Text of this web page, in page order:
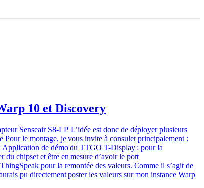
10 et Discovery
Senseair S8-LP. L’idée est donc de déployer plusieurs
Pour le montage, je vous invite à consuler principalement :
Application de démo du TTGO T-Display : pour la
chipset et être en mesure d’avoir le port
pour la remontée des valeurs. Comme il s’agit de
pu directement poster les valeurs sur mon instance Warp